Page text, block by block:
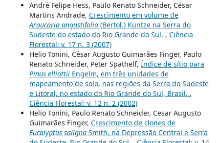
André Felipe Hess, Paulo Renato Schneider, César
Martins Andrade, Crescimento em volume de
Araucaria angustifolia(Bertol.) Kuntze na Serra do
Sudeste do estado do Rio Grande do Sul. , Ciência
Florestal: v. 17 n. 3 (2007)
Helio Tonini, César Augusto Guimarães Finger, Paulo
Renato Schneider, Peter Spathelf, Índice de sítio para
Pinus elliottiiEngelm, em três unidades de
mapeamento de solo, nas regiões da Serra do Sudeste
e Litoral, no estado do Rio Grande do Sul, Brasil. ,
Ciência Florestal: v. 12 n. 2 (2002)
Helio Tonini, Paulo Renato Schneider, Cesar Augusto
Guimarães Finger, Crescimento de clones de
Eucalyptus salignaSmith, na Depressão Central e Serra